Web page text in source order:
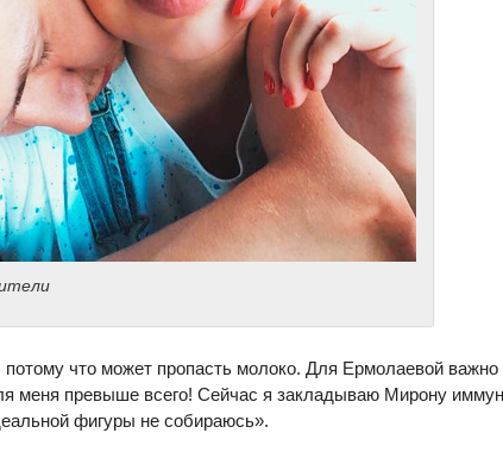
что может пропасть молоко. Для Ермолаевой важно
меня превыше всего! Сейчас я закладываю Мирону
фигуры не собираюсь».